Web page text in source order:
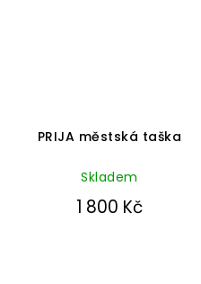
PRIJA městská taška
produktu
5,0
5
Skladem
1 800 Kč